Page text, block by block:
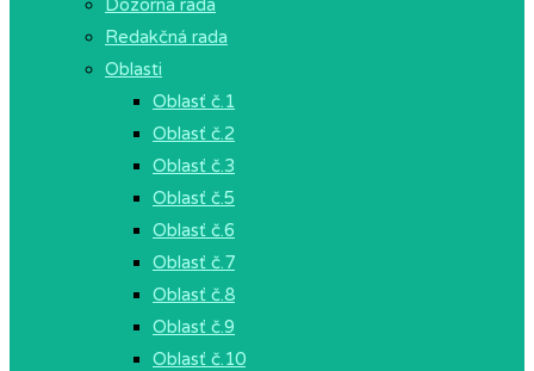
Dozorná rada
Redakčná rada
Oblasti
Oblasť č.1
Oblasť č.2
Oblasť č.3
Oblasť č.5
Oblasť č.6
Oblasť č.7
Oblasť č.8
Oblasť č.9
Oblasť č.10